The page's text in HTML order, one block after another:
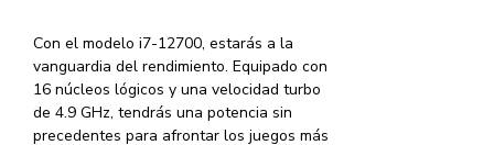
Con el modelo i7-12700, estarás a la
vanguardia del rendimiento. Equipado con
16 núcleos lógicos y una velocidad turbo
de 4.9 GHz, tendrás una potencia sin
precedentes para afrontar los juegos más